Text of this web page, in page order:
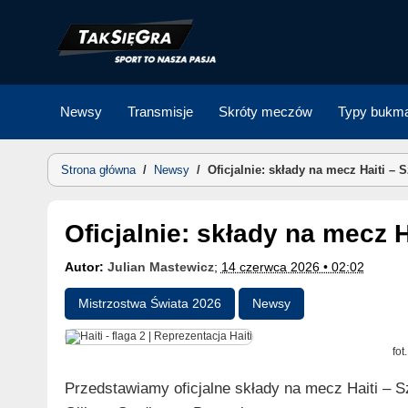
Newsy Transmisje Skróty meczów Typy
Strona główna/ Newsy / Oficjalnie: składy na mecz Haiti –
Oficjalnie: składy na mecz
Autor: Julian Mastewicz; 14 czerwca 2026 • 02:02
Mistrzostwa Świata 2026 Newsy
Przedstawiamy oficjalne składy na mecz Haiti –